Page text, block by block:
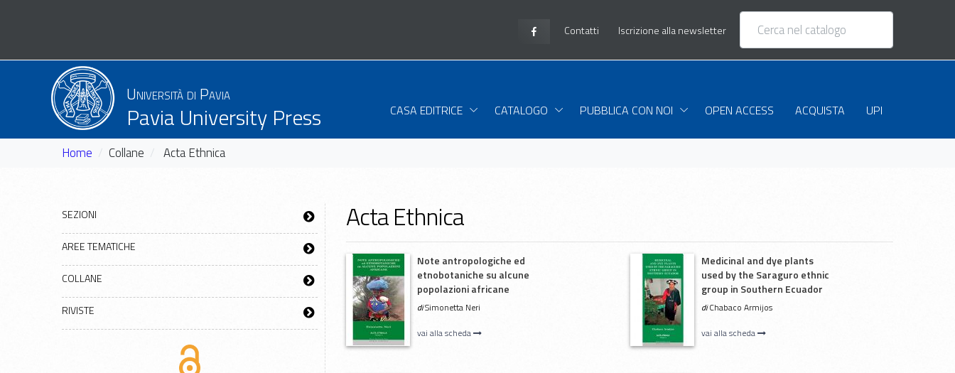
Contatti Iscrizione alla newsletter
Università di Pavia
Pavia University Press CASA EDITRICE CATALOGO PUBBLICA CON NOI OPEN ACCESS ACQUISTA UPI
Home Collane Acta Ethnica
SEZIONI
AREE TEMATICHE
COLLANE
RIVISTE
Acta Ethnica
Note antropologiche ed
etnobotaniche su alcune
popolazioni africane
diSimonetta Neri
vai alla scheda
Medicinal and dye plants
used by the Saraguro ethnic
group in Southern Ecuador
diChabaco Armijos
vai alla scheda